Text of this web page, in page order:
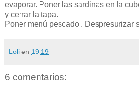
evaporar. Poner las sardinas en la
y cerrar la tapa.
Poner menú pescado . Despresurizar
Loli en 19:19
6 comentarios: